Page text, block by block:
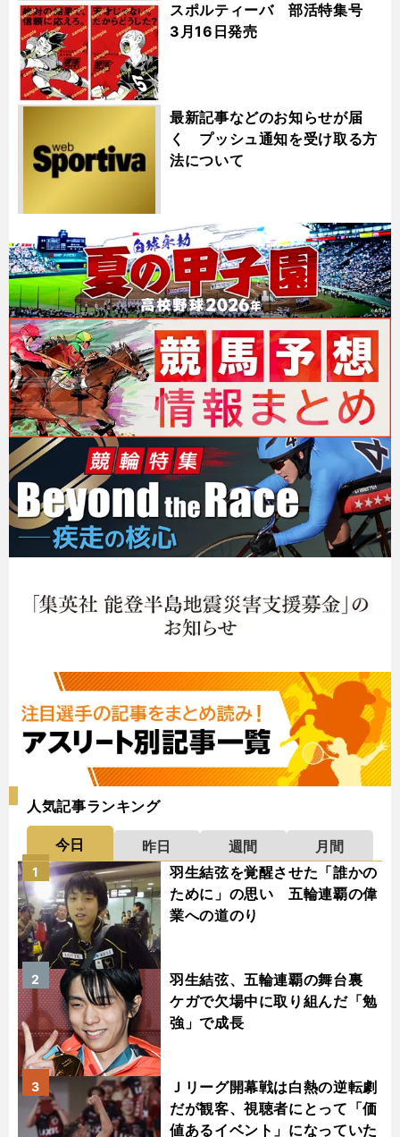
スポルティーバ 部活特集号
3月16日発売
最新記事などのお知らせが届
く プッシュ通知を受け取る方
法について
人気記事ランキング
今日 昨日 週間
月間
羽生結弦を覚醒させた「誰かの
ために」の思い 五輪連覇の偉
業への道のり
1
羽生結弦、五輪連覇の舞台裏
ケガで欠場中に取り組んだ「勉
強」で成長
2
Ｊリーグ開幕戦は白熱の逆転劇
だが観客、視聴者にとって「価
値あるイベント」になっていた
3